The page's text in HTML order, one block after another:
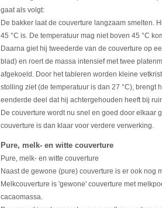
gaat als volgt:
De bakker laat de couverture langzaam smelten.
45 °C is. De temperatuur mag niet boven 45 °C
Daarna giet hij tweederde van de couverture op
blad) en roert de massa intensief met twee
afgekoeld. Door het tableren worden kleine
stolling ziet (de temperatuur is dan 27 °C), brengt
eenderde deel dat hij achtergehouden heeft bij
De couverture wordt nu snel en goed door elkaar
couverture is dan klaar voor verdere verwerking.
Pure, melk- en witte couverture
Pure, melk- en witte couverture
Naast de gewone (pure) couverture is er ook nog
Melkcouverture is 'gewone' couverture met
cacaomassa.